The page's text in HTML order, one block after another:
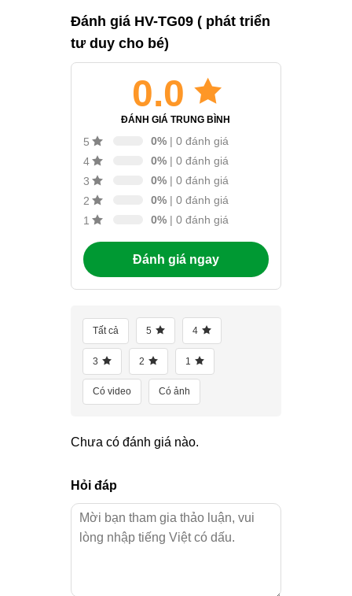
Đánh giá HV-TG09 ( phát triển
tư duy cho bé)
0.0
ĐÁNH GIÁ TRUNG BÌNH
5 0% | 0 đánh giá
4
0% | 0 đánh giá
3
0% | 0 đánh giá
2
0% | 0 đánh giá
1
0% | 0 đánh giá
Đánh giá ngay
Tất cả 5 4
3 2 1
Có video Có ảnh
Chưa có đánh giá nào.
Hỏi đáp